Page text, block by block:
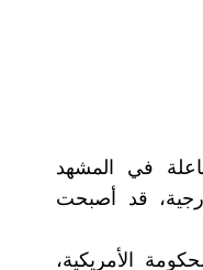
في المشهد
قد أصبحت
الأمريكية،